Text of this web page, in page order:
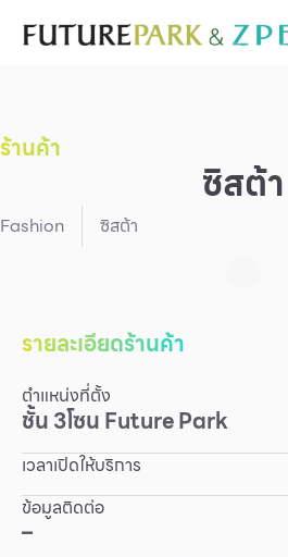
Cosmetic
Fashion
Food
Gold & Jewelry
IT
Mobile
Other
ร้านค้า
ซิสต้า
Fashion ซิสต้า
รายละเอียดร้านค้า
ตำแหน่งที่ตั้ง
ชั้น3โซนFuture Park
เวลาเปิดให้บริการ
ข้อมูลติดต่อ
–